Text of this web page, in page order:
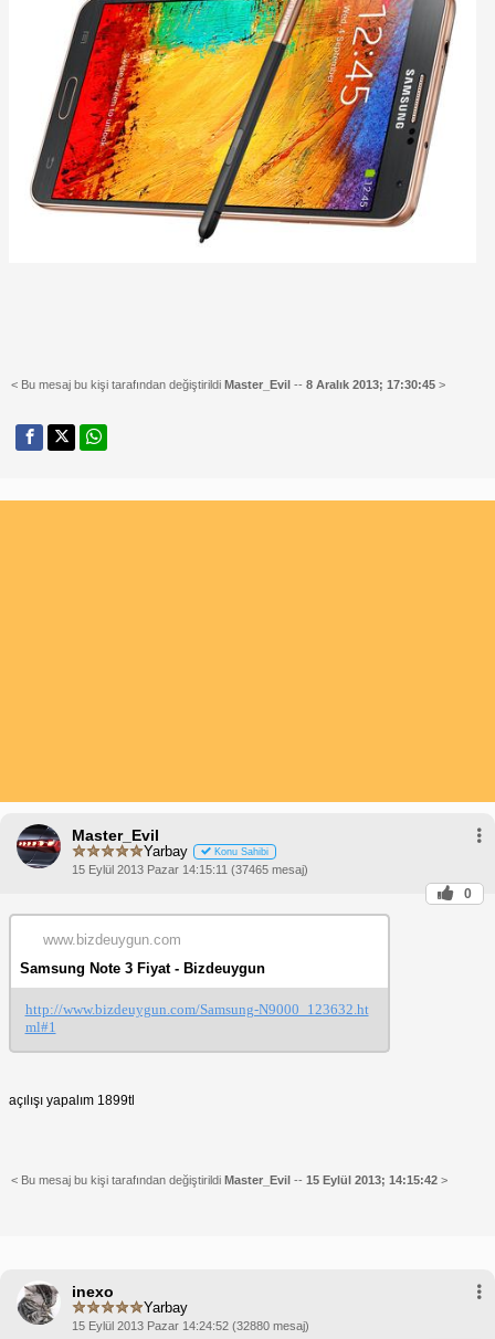
< Bu mesaj bu kişi tarafından değiştirildi Master_Evil -- 8 Aralık 2013; 17:30:45 >
Master_Evil
Yarbay Konu Sahibi
15 Eylül 2013 Pazar 14:15:11 (37465 mesaj)
0
www.bizdeuygun.com
Samsung Note 3 Fiyat - Bizdeuygun
http://www.bizdeuygun.com/Samsung-N9000_123632.ht
ml#1
açılışı yapalım 1899tl
< Bu mesaj bu kişi tarafından değiştirildi Master_Evil -- 15 Eylül 2013; 14:15:42 >
inexo
Yarbay
15 Eylül 2013 Pazar 14:24:52 (32880 mesaj)